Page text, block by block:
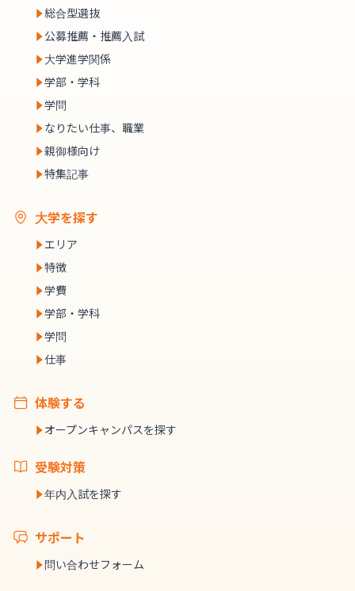
総合型選抜
公募推薦・推薦入試
大学進学関係
学部・学科
学問
なりたい仕事、職業
親御様向け
特集記事
大学を探す
エリア
特徴
学費
学部・学科
学問
仕事
体験する
オープンキャンパスを探す
受験対策
年内入試を探す
サポート
問い合わせフォーム